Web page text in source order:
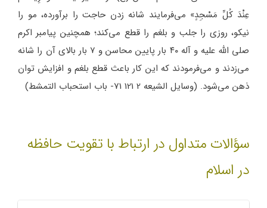
عِنْدَ کُلِّ مَسْجِدٍ» می‌فرمایند شانه زدن حاجت را برآورده، مو را
نیکو، روزی را جلب و بلغم را قطع می‌کند؛ همچنین پیامبر اکرم
صلی الله علیه و آله ۴۰ بار پایین محاسن و ۷ بار بالای آن را شانه
می‌زدند و می‌فرمودند که این کار باعث قطع بلغم و افزایش توان
ذهن می‌شود. (وسایل الشیعه 2 121 71- باب استحباب التمشط)
سؤالات متداول در ارتباط با تقویت حافظه
در اسلام